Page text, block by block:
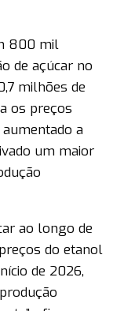
800 mil
de açúcar no
milhões de
os preços
a
um maior
ao longo de
do etanol
de 2026,